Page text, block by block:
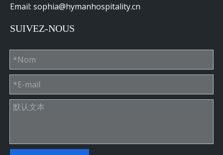
Email: sophia@hymanhospitality.cn
SUIVEZ-NOUS